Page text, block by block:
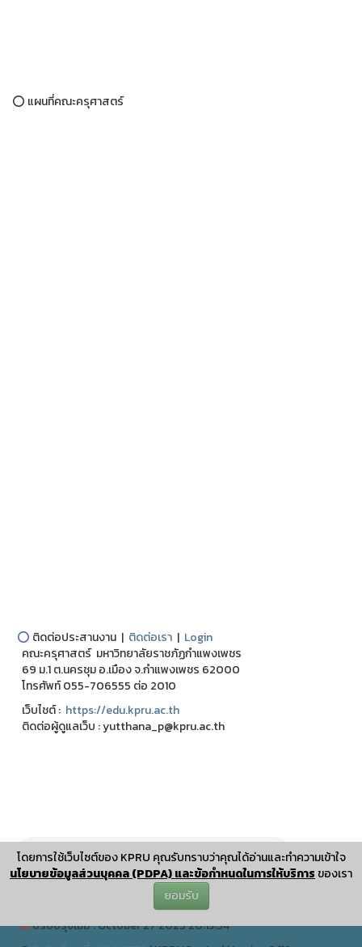
โดยการใช้เว็บไซต์ของ KPRU คุณรับทราบว่าคุณได้อ่านและทำความเข้าใจ
นโยบายข้อมูลส่วนบุคคล (PDPA) และข้อกำหนดในการให้บริการ ของเรา
ยอมรับ
⭕ แผนที่คณะครุศาสตร์
⭕ ติดต่อประสานงาน | ติดต่อเรา | Login
คณะครุศาสตร์ มหาวิทยาลัยราชภัฏกำแพงเพชร
69 ม.1 ต.นครชุม อ.เมือง จ.กำแพงเพชร 62000
โทรศัพท์ 055-706555 ต่อ 2010
เว็บไชต์ : https://edu.kpru.ac.th
ติดต่อผู้ดูแลเว็บ : yutthana_p@kpru.ac.th
ปรับปรุงเมื่อ : October 27 2025 20:13:54